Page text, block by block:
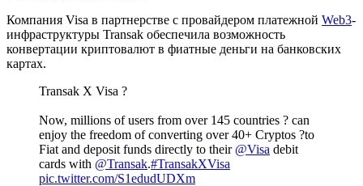
Компания Visa в партнерстве с провайдером платежной Web3-
инфраструктуры Transak обеспечила возможность
конвертации криптовалют в фиатные деньги на банковских
картах.
Transak X Visa ?
Now, millions of users from over 145 countries ? can
enjoy the freedom of converting over 40+ Cryptos ?to
Fiat and deposit funds directly to their @Visa debit
cards with @Transak.#TransakXVisa
pic.twitter.com/S1edudUDXm